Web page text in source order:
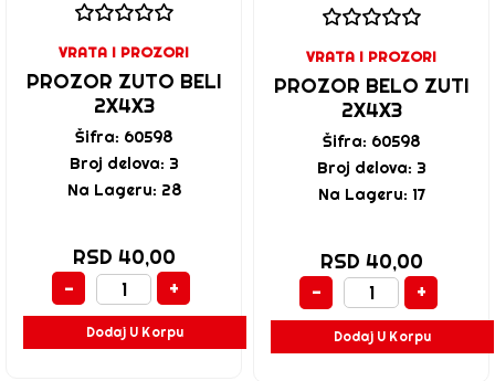
VRATA I PROZORI
PROZOR ZUTO BELI
2X4X3
Šifra: 60598
Broj delova: 3
Na Lageru: 28
RSD 40,00
-
+
Dodaj U Korpu
VRATA I PROZORI
PROZOR BELO ZUTI
2X4X3
Šifra: 60598
Broj delova: 3
Na Lageru: 17
RSD 40,00
-
+
Dodaj U Korpu